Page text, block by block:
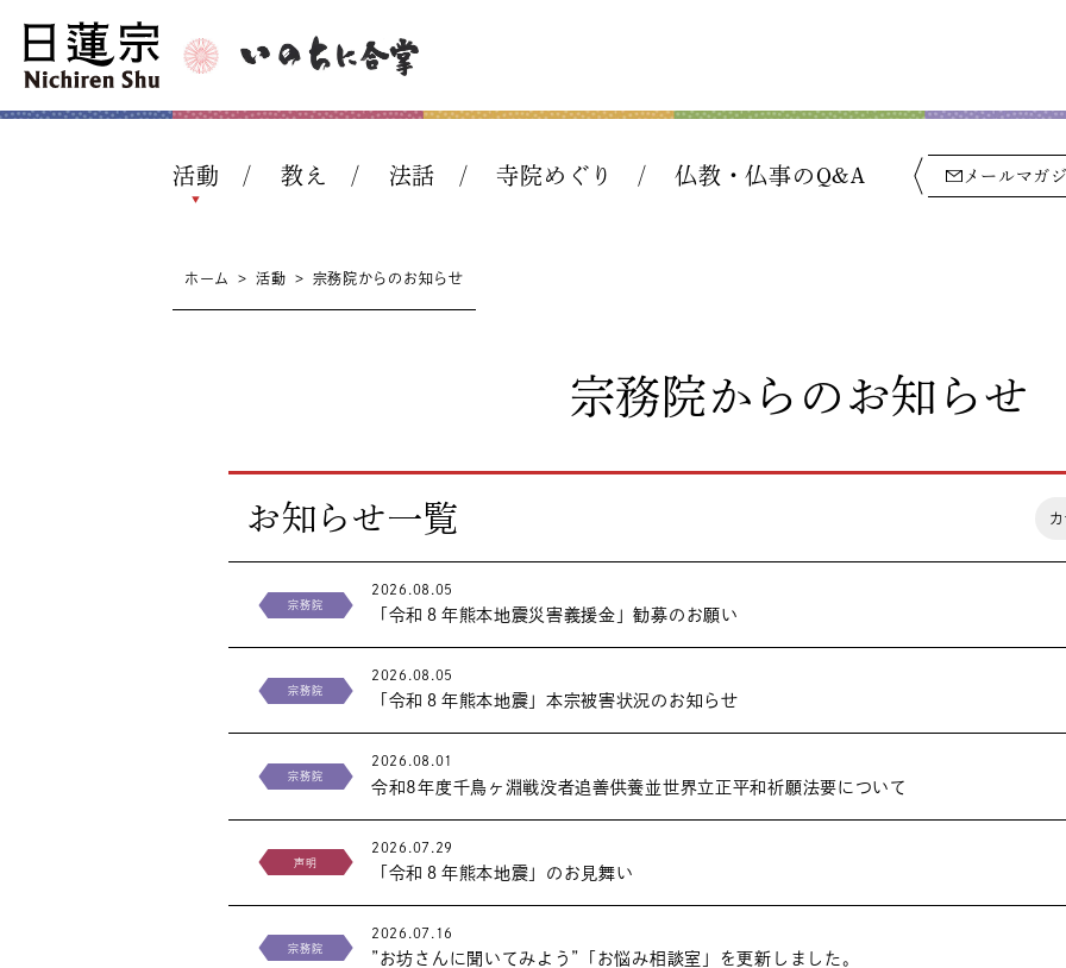
活動 教え 法話 寺院めぐり 仏教・仏事のQ&A メールマガ
ホーム > 活動 > 宗務院からのお知らせ
宗務院からのお知らせ
お知らせ一覧
宗務院
2026.08.05
「令和８年熊本地震災害義援金」勧募のお願い
宗務院
2026.08.05
「令和８年熊本地震」本宗被害状況のお知らせ
宗務院
2026.08.01
令和8年度千鳥ヶ淵戦没者追善供養並世界立正平和祈願法要について
声明
2026.07.29
「令和８年熊本地震」のお見舞い
宗務院
2026.07.16
”お坊さんに聞いてみよう”「お悩み相談室」を更新しました。